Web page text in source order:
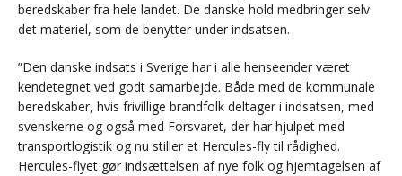
beredskaber fra hele landet. De danske hold medbringer selv
det materiel, som de benytter under indsatsen.
”Den danske indsats i Sverige har i alle henseender været
kendetegnet ved godt samarbejde. Både med de kommunale
beredskaber, hvis frivillige brandfolk deltager i indsatsen, med
svenskerne og også med Forsvaret, der har hjulpet med
transportlogistik og nu stiller et Hercules-fly til rådighed.
Hercules-flyet gør indsættelsen af nye folk og hjemtagelsen af